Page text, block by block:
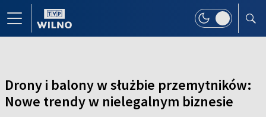
Drony i balony w służbie przemytników:
Nowe trendy w nielegalnym biznesie